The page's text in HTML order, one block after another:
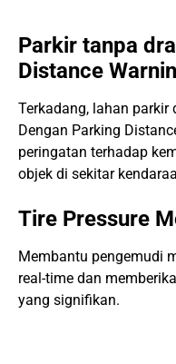
Parkir tanpa
Distance
Terkadang, lahan parkir
Dengan Parking
peringatan terhadap
objek di sekitar
Tire Pressure
Membantu pengemudi
real-time dan
yang signifikan.